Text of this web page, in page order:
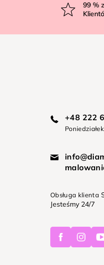
p
99%
+48 222
Obsługa klienta
Jesteśmy 24/7
FacebookInstagram